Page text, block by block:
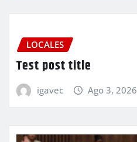
LOCALES
Test post title
igavec Ago 3, 2026